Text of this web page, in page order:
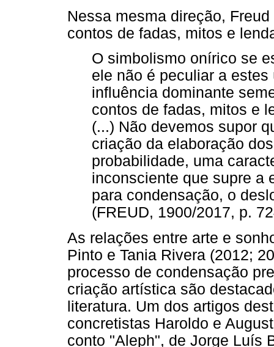
Nessa mesma direção,
contos de fadas, mitos e
O simbolismo onírico se
ele não é peculiar a
influência dominante
contos de fadas, mitos e
(...) Não devemos supor
criação da elaboração
probabilidade, uma
inconsciente que supre a
para condensação, o
(FREUD, 1900/2017, p.
As relações entre arte e
Pinto e Tania Rivera (2012;
processo de condensação
criação artística são
literatura. Um dos artigos
concretistas Haroldo e
conto "Aleph", de Jorge Luís